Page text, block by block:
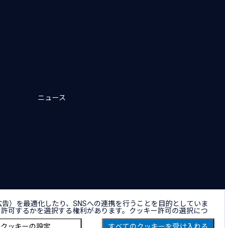
ニュース
Copyright © NTT DATA Group Corporation
）を最適化したり、SNSへの連携を行うことを目的としていま
可するかを選択する権利があります。クッキー許可の選択につ